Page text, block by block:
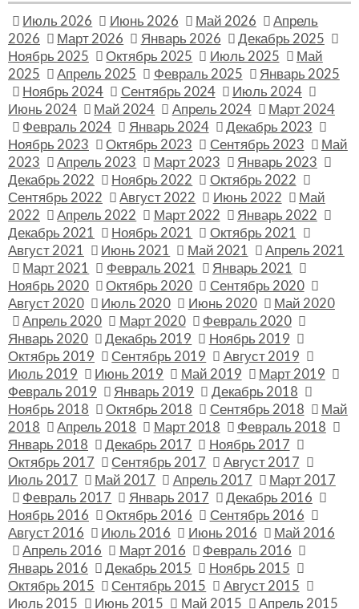
Июль 2026 Июнь 2026 Май 2026
Апрель
2026
Март 2026 Январь 2026
Декабрь 2025
Ноябрь 2025
Октябрь 2025 Июль 2025
Май
2025
Апрель 2025 Февраль 2025
Январь 2025
Ноябрь 2024
Сентябрь 2024
Июль 2024
Июнь 2024
Май 2024 Апрель 2024
Март 2024
Февраль 2024
Январь 2024
Декабрь 2023
Ноябрь 2023
Октябрь 2023 Сентябрь 2023
Май
2023
Апрель 2023 Март 2023
Январь 2023
Декабрь 2022
Ноябрь 2022
Октябрь 2022
Сентябрь 2022
Август 2022 Июнь 2022
Май
2022
Апрель 2022 Март 2022
Январь 2022
Декабрь 2021
Ноябрь 2021
Октябрь 2021
Август 2021
Июнь 2021 Май 2021
Апрель 2021
Март 2021
Февраль 2021
Январь 2021
Ноябрь 2020
Октябрь 2020
Сентябрь 2020
Август 2020
Июль 2020 Июнь 2020
Май 2020
Апрель 2020
Март 2020
Февраль 2020
Январь 2020
Декабрь 2019
Ноябрь 2019
Октябрь 2019
Сентябрь 2019
Август 2019
Июль 2019
Июнь 2019 Май 2019
Март 2019
Февраль 2019
Январь 2019
Декабрь 2018
Ноябрь 2018
Октябрь 2018 Сентябрь 2018
Май
2018
Апрель 2018 Март 2018
Февраль 2018
Январь 2018
Декабрь 2017
Ноябрь 2017
Октябрь 2017
Сентябрь 2017
Август 2017
Июль 2017
Май 2017 Апрель 2017
Март 2017
Февраль 2017
Январь 2017
Декабрь 2016
Ноябрь 2016
Октябрь 2016
Сентябрь 2016
Август 2016
Июль 2016 Июнь 2016
Май 2016
Апрель 2016
Март 2016
Февраль 2016
Январь 2016
Декабрь 2015
Ноябрь 2015
Октябрь 2015
Сентябрь 2015
Август 2015
Июль 2015
Июнь 2015 Май 2015
Апрель 2015